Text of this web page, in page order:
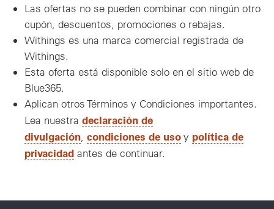
Las ofertas no se pueden combinar con ningún otro
cupón, descuentos, promociones o rebajas.
Withings es una marca comercial registrada de
Withings.
Esta oferta está disponible solo en el sitio web de
Blue365.
Aplican otros Términos y Condiciones importantes.
Lea nuestra declaración de
divulgación, condiciones de usoy política de
privacidad antes de continuar.